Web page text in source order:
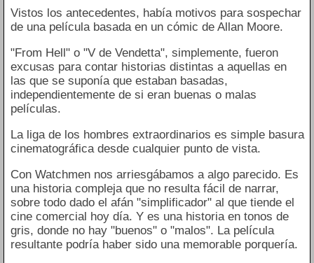
Vistos los antecedentes, había motivos para sospechar
de una película basada en un cómic de Allan Moore.
"From Hell" o "V de Vendetta", simplemente, fueron
excusas para contar historias distintas a aquellas en
las que se suponía que estaban basadas,
independientemente de si eran buenas o malas
películas.
La liga de los hombres extraordinarios es simple basura
cinematográfica desde cualquier punto de vista.
Con Watchmen nos arriesgábamos a algo parecido. Es
una historia compleja que no resulta fácil de narrar,
sobre todo dado el afán "simplificador" al que tiende el
cine comercial hoy día. Y es una historia en tonos de
gris, donde no hay "buenos" o "malos". La película
resultante podría haber sido una memorable porquería.